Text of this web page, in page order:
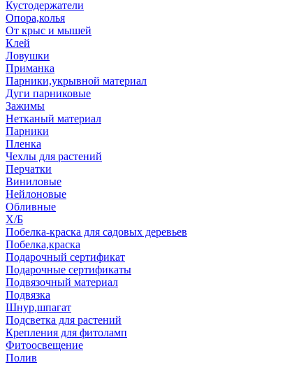
Кустодержатели
Опора,колья
От крыс и мышей
Клей
Ловушки
Приманка
Парники,укрывной материал
Дуги парниковые
Зажимы
Нетканый материал
Парники
Пленка
Чехлы для растений
Перчатки
Виниловые
Нейлоновые
Обливные
Х/Б
Побелка-краска для садовых деревьев
Побелка,краска
Подарочный сертификат
Подарочные сертификаты
Подвязочный материал
Подвязка
Шнур,шпагат
Подсветка для растений
Крепления для фитоламп
Фитоосвещение
Полив